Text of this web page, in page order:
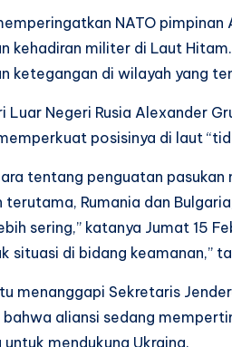
NATO
kehadiran militer di Laut
ketegangan di wilayah yang
Luar Negeri Rusia Alexander
posisinya di laut
tentang penguatan
terutama, Rumania dan
sering,” katanya Jumat 15
situasi di bidang keamanan,”
menanggapi Sekretaris
aliansi sedang
mendukung Ukraina.